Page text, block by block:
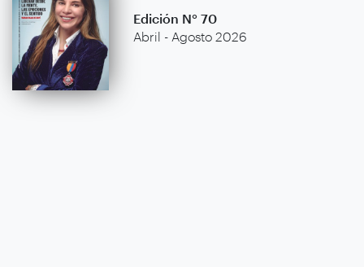
Edición N° 70
Abril - Agosto 2026